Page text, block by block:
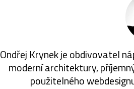
Ondřej Krynek je obdivovatel
moderní architektury,
použitelného